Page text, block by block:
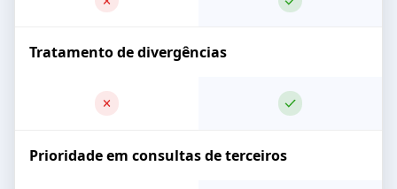
Tratamento de divergências
Prioridade em consultas de terceiros